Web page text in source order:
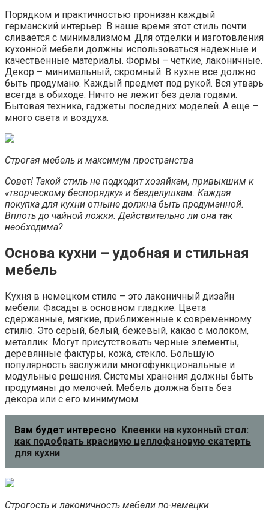
Порядком и практичностью пронизан каждый
германский интерьер. В наше время этот стиль почти
сливается с минимализмом. Для отделки и изготовления
кухонной мебели должны использоваться надежные и
качественные материалы. Формы – четкие, лаконичные.
Декор – минимальный, скромный. В кухне все должно
быть продумано. Каждый предмет под рукой. Вся утварь
всегда в обиходе. Ничто не лежит без дела годами.
Бытовая техника, гаджеты последних моделей. А еще –
много света и воздуха.
Строгая мебель и максимум пространства
Совет! Такой стиль не подходит хозяйкам, привыкшим к
«творческому беспорядку» и безделушкам. Каждая
покупка для кухни отныне должна быть продуманной.
Вплоть до чайной ложки. Действительно ли она так
необходима?
Основа кухни – удобная и стильная
мебель
Кухня в немецком стиле – это лаконичный дизайн
мебели. Фасады в основном гладкие. Цвета
сдержанные, мягкие, приближенные к современному
стилю. Это серый, белый, бежевый, какао с молоком,
металлик. Могут присутствовать черные элементы,
деревянные фактуры, кожа, стекло. Большую
популярность заслужили многофункциональные и
модульные решения. Системы хранения должны быть
продуманы до мелочей. Мебель должна быть без
декора или с его минимумом.
Вам будет интересно Клеенки на кухонный стол:
как подобрать красивую целлофановую скатерть
для кухни
Строгость и лаконичность мебели по-немецки